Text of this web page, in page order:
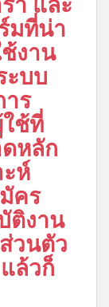
มที่น่า
งาน
ะบบ
ร
ช้ที่
หลัก
ห์
คร
ติงาน
วนตัว
ล้วก็